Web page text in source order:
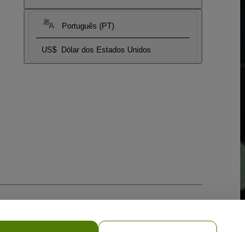
Português (PT)
US$ Dólar dos Estados Unidos